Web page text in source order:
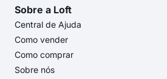
Sobre a Loft
Central de Ajuda
Como vender
Como comprar
Sobre nós